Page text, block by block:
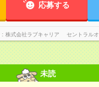
応募する
株式会社ラブキャリア セントラルオ
未読